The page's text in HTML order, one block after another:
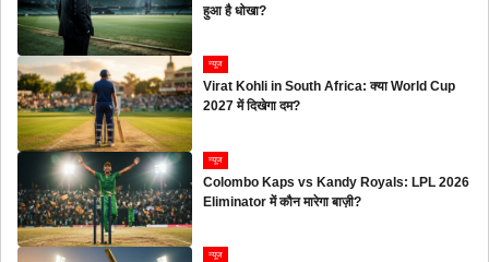
हुआ है धोखा?
न्यूज
Virat Kohli in South Africa: क्या World Cup
2027 में दिखेगा दम?
न्यूज
Colombo Kaps vs Kandy Royals: LPL 2026
Eliminator में कौन मारेगा बाज़ी?
न्यूज